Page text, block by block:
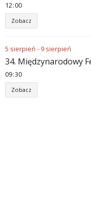
12:00
Zobacz
5 sierpień - 9 sierpień
34. Międzynarodowy
09:30
Zobacz